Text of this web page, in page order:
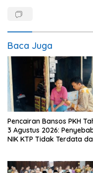
Baca Juga
Pencairan Bansos PKH
3 Agustus 2026:
NIK KTP Tidak Terdata